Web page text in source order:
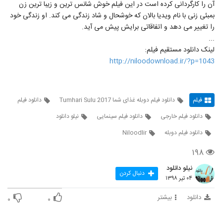
آن را کارگردانی کرده است در این فیلم خوش شانس ترین و زیبا ترین زن
بمبئی زنی با نام ویدیا بالان که خوشحال و شاد زندگی می کند. او زندگی خود
را تغییر می دهد و اتفاقاتی برایش پیش می آید.
...
لینک دانلود مستقیم فیلم:
http://niloodownload.ir/?p=1043
فیلم دانلود فیلم دوبله غذای شما Tumhari Sulu 2017
دانلود فیلم
دانلود فیلم خارجی
دانلود فیلم سینمایی
نیلو دانلود
دانلود فیلم دوبله
Niloodlir
۱۹۸
نیلو دانلود
۰۴ تیر ۱۳۹۸ دنبال کردن
دانلود بیشتر ۰ ۰